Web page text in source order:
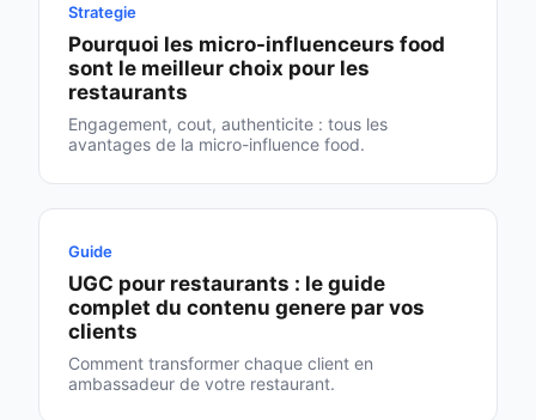
Strategie
Pourquoi les micro-influenceurs food
sont le meilleur choix pour les
restaurants
Engagement, cout, authenticite : tous les
avantages de la micro-influence food.
Guide
UGC pour restaurants : le guide
complet du contenu genere par vos
clients
Comment transformer chaque client en
ambassadeur de votre restaurant.